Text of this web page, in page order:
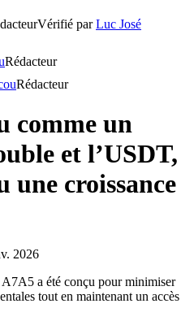
Vérifié parLuc José
Rédacteur
Rédacteur
comme un
et l’USDT,
une croissance
2026
a été conçu pour minimiser
tout en maintenant un accès